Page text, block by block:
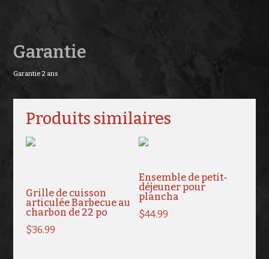
Garantie
Garantie 2 ans
Produits similaires
Grille de cuisson
articulée Barbecue au
charbon de 22 po
$36.99
Ensemble de petit-
déjeuner pour
plancha
$44.99